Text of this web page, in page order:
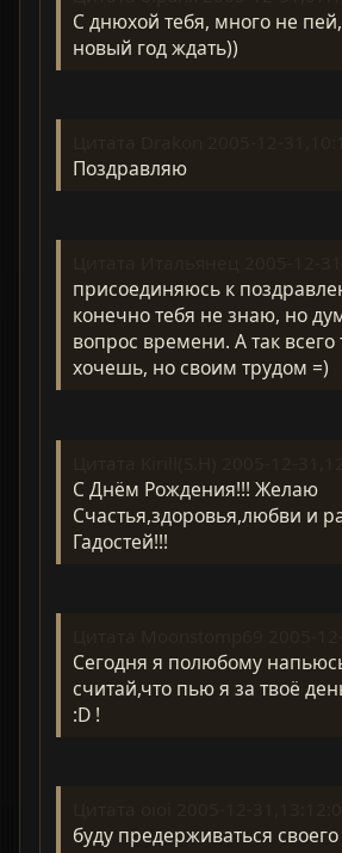
С днюхой тебя, много не
новый год ждать))
Поздравляю
присоединяюсь к
конечно тебя не знаю, но
вопрос времени. А так всего
хочешь, но своим трудом =)
С Днём Рождения!!! Желаю
Счастья,здоровья,любви и
Гадостей!!!
Сегодня я полюбому
считай,что пью я за твоё
:D !
буду предерживаться